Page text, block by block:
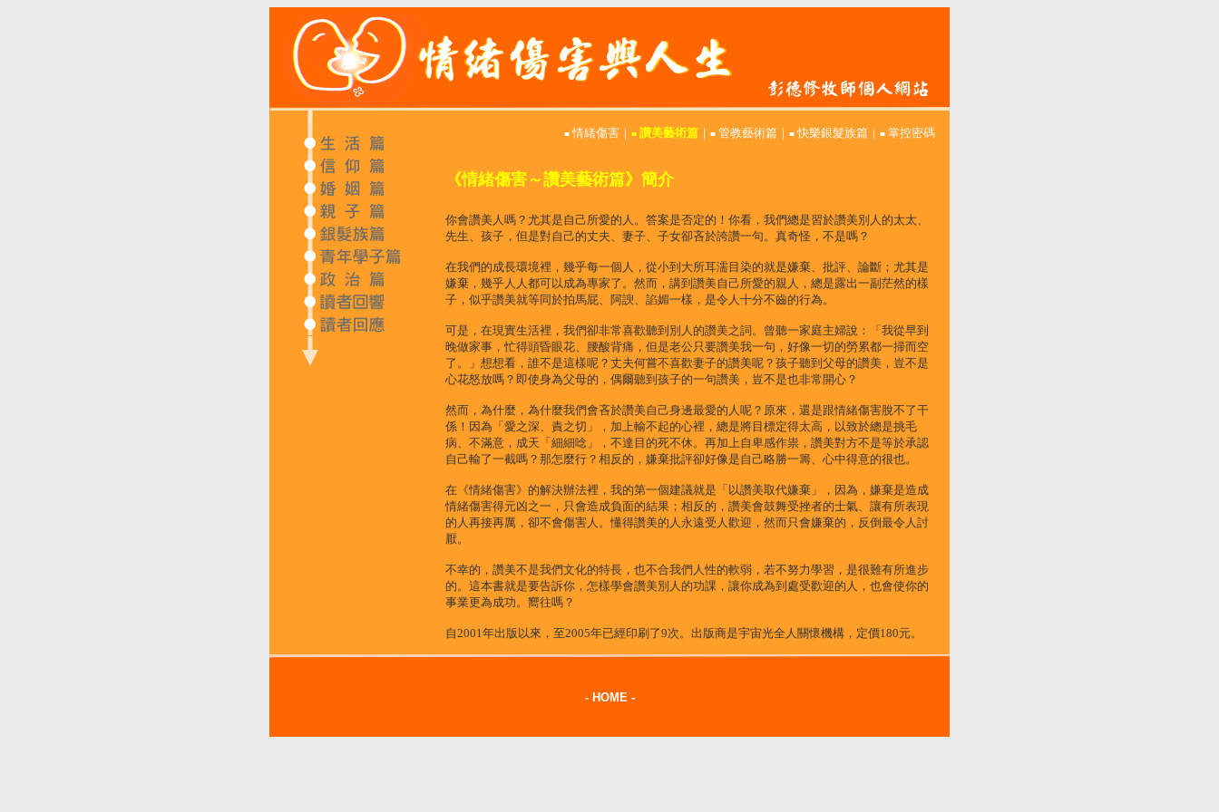
■情緒傷害 ｜ ■ 讚美藝術篇 ｜ ■ 管教藝術篇 ｜ ■快樂銀髮族篇 ｜ ■ 掌控密碼
《情緒傷害～讚美藝術篇》簡介
你會讚美人嗎？尤其是自己所愛的人。答案是否定的！你看，我們總是習於讚美別人的太太、
先生、孩子，但是對自己的丈夫、妻子、子女卻吝於誇讚一句。真奇怪，不是嗎？
在我們的成長環境裡，幾乎每一個人，從小到大所耳濡目染的就是嫌棄、批評、論斷；尤其是
嫌棄，幾乎人人都可以成為專家了。然而，講到讚美自己所愛的親人，總是露出一副茫然的樣
子，似乎讚美就等同於拍馬屁、阿諛、諂媚一樣，是令人十分不齒的行為。
可是，在現實生活裡，我們卻非常喜歡聽到別人的讚美之詞。曾聽一家庭主婦說：「我從早到
晚做家事，忙得頭昏眼花、腰酸背痛，但是老公只要讚美我一句，好像一切的勞累都一掃而空
了。」想想看，誰不是這樣呢？丈夫何嘗不喜歡妻子的讚美呢？孩子聽到父母的讚美，豈不是
心花怒放嗎？即使身為父母的，偶爾聽到孩子的一句讚美，豈不是也非常開心？
然而，為什麼，為什麼我們會吝於讚美自己身邊最愛的人呢？原來，還是跟情緒傷害脫不了干
係！因為「愛之深、責之切」，加上輸不起的心裡，總是將目標定得太高，以致於總是挑毛
病、不滿意，成天「細細唸」，不達目的死不休。再加上自卑感作祟，讚美對方不是等於承認
自己輸了一截嗎？那怎麼行？相反的，嫌棄批評卻好像是自己略勝一籌、心中得意的很也。
在《情緒傷害》的解決辦法裡，我的第一個建議就是「以讚美取代嫌棄」，因為，嫌棄是造成
情緒傷害得元凶之一，只會造成負面的結果；相反的，讚美會鼓舞受挫者的士氣、讓有所表現
的人再接再厲，卻不會傷害人。懂得讚美的人永遠受人歡迎，然而只會嫌棄的，反倒最令人討
厭。
不幸的，讚美不是我們文化的特長，也不合我們人性的軟弱，若不努力學習，是很難有所進步
的。這本書就是要告訴你，怎樣學會讚美別人的功課，讓你成為到處受歡迎的人，也會使你的
事業更為成功。嚮往嗎？
自2001年出版以來，至2005年已經印刷了9次。出版商是宇宙光全人關懷機構，定價180元。
- HOME -